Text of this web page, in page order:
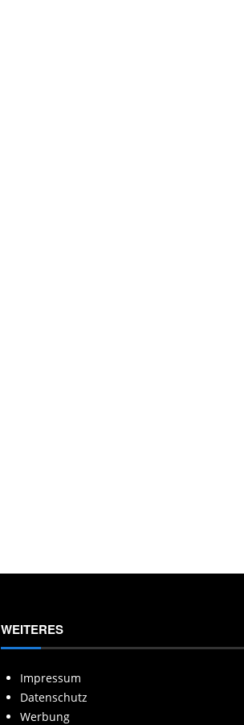
WEITERES
Impressum
Datenschutz
Werbung